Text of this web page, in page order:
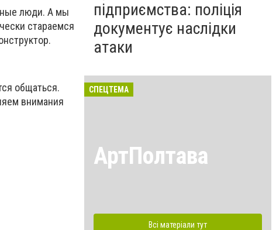
люди. А мы
стараемся
общаться.
внимания
підприємства: поліція
документує наслідки
атаки
СПЕЦТЕМА
АртПолтава
Всі матеріали тут